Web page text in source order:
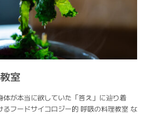
室
体が本当に欲していた「答え」に辿り着
るフードサイコロジー的 呼吸の料理教室 な